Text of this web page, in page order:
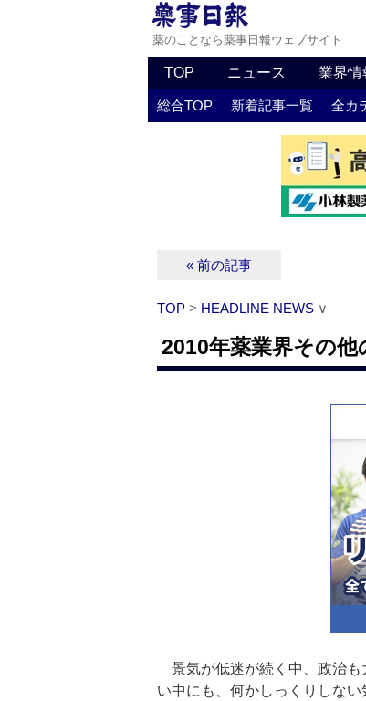
薬のことなら薬事日報ウェブサイト
TOP ニュース 業界情
総合TOP 新着記事一覧 全カ
« 前の記事
TOP > HEADLINE NEWS ∨
2010年薬業界その他
景気が低迷が続く中、政治も
い中にも、何かしっくりしな